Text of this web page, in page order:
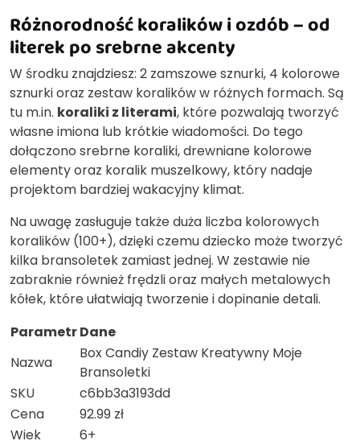
Różnorodność koralików i ozdób – od
literek po srebrne akcenty
W środku znajdziesz: 2 zamszowe sznurki, 4 kolorowe
sznurki oraz zestaw koralików w różnych formach. Są
tu m.in. koraliki z literami, które pozwalają tworzyć
własne imiona lub krótkie wiadomości. Do tego
dołączono srebrne koraliki, drewniane kolorowe
elementy oraz koralik muszelkowy, który nadaje
projektom bardziej wakacyjny klimat.
Na uwagę zasługuje także duża liczba kolorowych
koralików (100+), dzięki czemu dziecko może tworzyć
kilka bransoletek zamiast jednej. W zestawie nie
zabraknie również frędzli oraz małych metalowych
kółek, które ułatwiają tworzenie i dopinanie detali.
ParametrDane
Nazwa
Box Candiy Zestaw Kreatywny Moje
Bransoletki
SKU
c6bb3a3193dd
Cena
92.99 zł
Wiek
6+